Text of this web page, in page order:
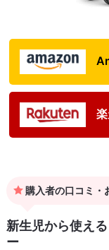
購入者の口コミ・
新生児から使え
ー